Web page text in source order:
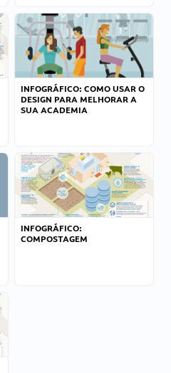
INFOGRÁFICO: COMO USAR O
DESIGN PARA MELHORAR A
SUA ACADEMIA
INFOGRÁFICO:
COMPOSTAGEM